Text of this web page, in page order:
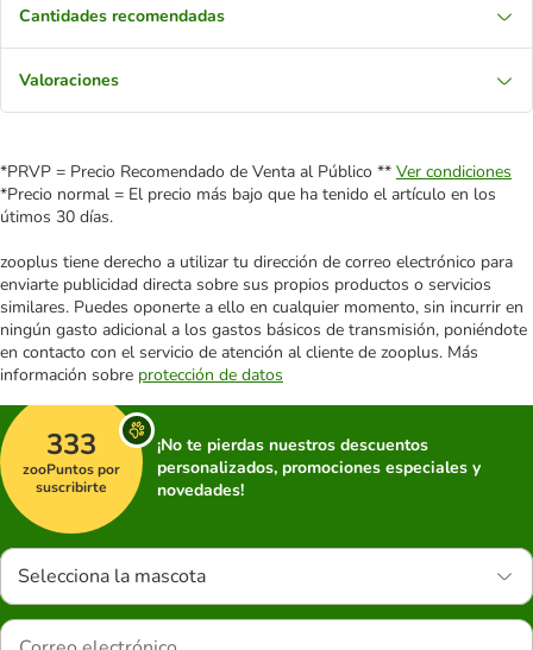
Cantidades recomendadas
Valoraciones
*PRVP = Precio Recomendado de Venta al Público ** Ver condiciones
*Precio normal = El precio más bajo que ha tenido el artículo en los
útimos 30 días.
zooplus tiene derecho a utilizar tu dirección de correo electrónico para
enviarte publicidad directa sobre sus propios productos o servicios
similares. Puedes oponerte a ello en cualquier momento, sin incurrir en
ningún gasto adicional a los gastos básicos de transmisión, poniéndote
en contacto con el servicio de atención al cliente de zooplus. Más
información sobre protección de datos
333
zooPuntos por
suscribirte
¡No te pierdas nuestros descuentos
personalizados, promociones especiales y
novedades!
Selecciona la mascota